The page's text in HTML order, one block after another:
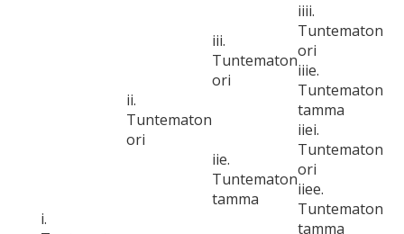
i.
ii.
Tuntematon
ori
iii.
Tuntematon
ori
iiii.
Tuntematon
ori
iiie.
Tuntematon
tamma
iie.
Tuntematon
tamma
iiei.
Tuntematon
ori
iiee.
Tuntematon
tamma